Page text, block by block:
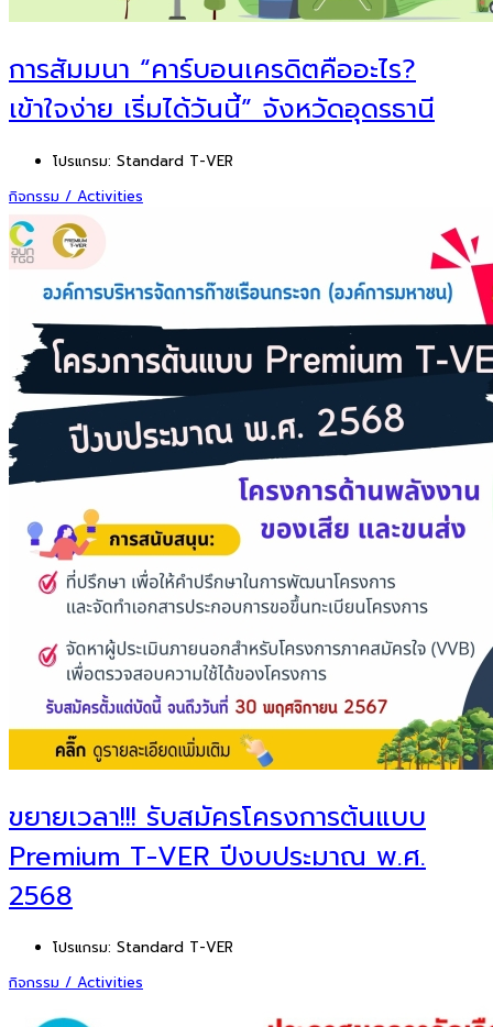
การสัมมนา “คาร์บอนเครดิตคืออะไร?
เข้าใจง่าย เริ่มได้วันนี้” จังหวัดอุดรธานี
โปรแกรม: Standard T-VER
กิจกรรม / Activities
ขยายเวลา!!! รับสมัครโครงการต้นแบบ
Premium T-VER ปีงบประมาณ พ.ศ.
2568
โปรแกรม: Standard T-VER
กิจกรรม / Activities